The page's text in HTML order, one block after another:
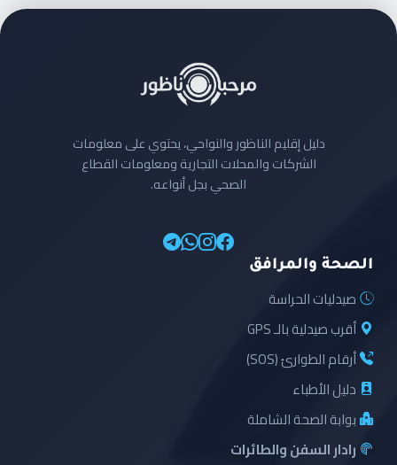
دليل إقليم الناظور والنواحي، يحتوي على معلومات
الشركات والمحلات التجارية ومعلومات القطاع
الصحي بجل أنواعه.
الصحة والمرافق
صيدليات الحراسة
أقرب صيدلية بالـ GPS
أرقام الطوارئ (SOS)
دليل الأطباء
بوابة الصحة الشاملة
رادار السفن والطائرات